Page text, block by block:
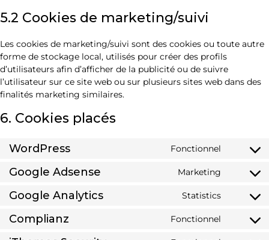
5.2 Cookies de marketing/suivi
Les cookies de marketing/suivi sont des cookies ou toute autre
forme de stockage local, utilisés pour créer des profils
d’utilisateurs afin d’afficher de la publicité ou de suivre
l’utilisateur sur ce site web ou sur plusieurs sites web dans des
finalités marketing similaires.
6. Cookies placés
WordPress Fonctionnel
Consent
service
Google Adsense Marketing
Consent
service
google-
Google Analytics Statistics
Consent
service
Complianz Fonctionnel
Consent